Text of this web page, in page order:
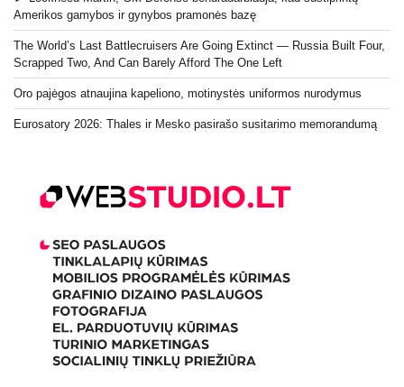
Amerikos gamybos ir gynybos pramonės bazę
The World’s Last Battlecruisers Are Going Extinct — Russia Built Four,
Scrapped Two, And Can Barely Afford The One Left
Oro pajėgos atnaujina kapeliono, motinystės uniformos nurodymus
Eurosatory 2026: Thales ir Mesko pasirašo susitarimo memorandumą